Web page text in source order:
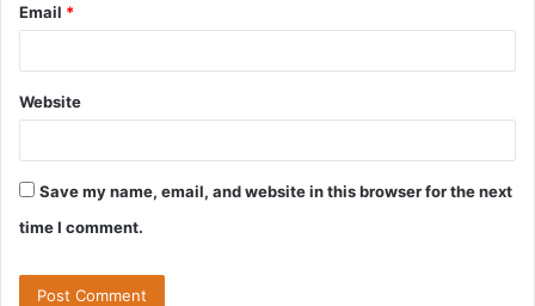
Email *
Website
Save my name, email, and website in this browser for the next
time I comment.